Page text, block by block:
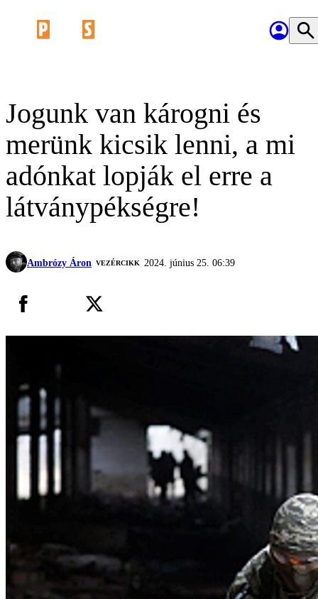
Jogunk van károgni és
merünk kicsik lenni, a mi
adónkat lopják el erre a
látványpékségre!
Ambrózy Áron VEZÉRCIKK 2024. június 25. 06:39